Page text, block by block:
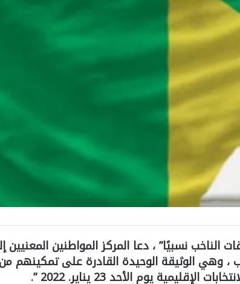
نسبيًا” ، دعا المركز المواطنين المعنيين
، وهي الوثيقة الوحيدة القادرة على تمكينهم
يوم الأحد 23 يناير. 2022 ”.